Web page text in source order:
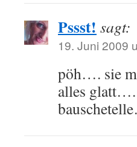
Pssst! sagt:
19. Juni 2009
pöh…. sie
alles glatt….